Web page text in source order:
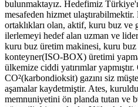
bulunmaktayız. Hedefimiz
mesafeden hizmet
ortaklıkları olan, aktif, kuru buz ve
ilerlemeyi hedef alan uzman ve
kuru buz üretim makinesi, kuru
konteyner(ISO-BOX) üretimi
ülkemize ciddi yatırımlar
CO²(karbondioksit) gazını siz
aşamalar kaydetmiştir. Ates,
memnuniyetini ön planda tutan ve